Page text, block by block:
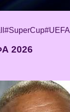
#SuperCup#UEFA
2026